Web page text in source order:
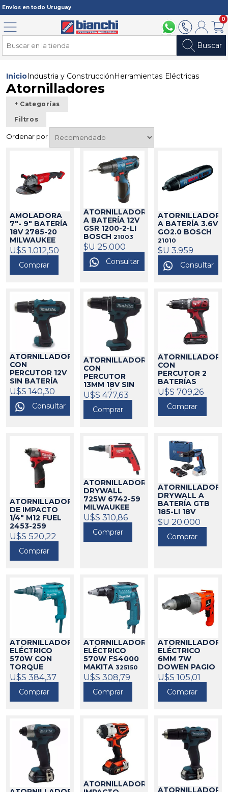
Envíos en todo Uruguay
094 211 1122902 2902Mi cuenta
0
Buscar
Menú
Inicio Industria y Construcción Herramientas Eléctricas
Atornilladores
+ Categorías
Filtros
Ordenar por
AMOLADORA
7"- 9" BATERÍA
18V 2785-20
MILWAUKEE
271019
U$S 1.012,50
Comprar
ATORNILLADOR
A BATERÍA 12V
GSR 1200-2-LI
BOSCH21003
$U 25.000
Consultar
ATORNILLADOR
A BATERÍA 3.6V
GO2.0 BOSCH
21010
$U 3.959
Consultar
ATORNILLADOR
CON
PERCUTOR 12V
SIN BATERÍA
HP331DZ
MAKITA325180
U$S 140,30
Consultar
ATORNILLADOR
CON
PERCUTOR
13MM 18V SIN
BATERÍA
DGP482Z
MAKITA325167
U$S 477,63
Comprar
ATORNILLADOR
CON
PERCUTOR 2
BATERÍAS
LITIO 18V 2607-
259C
MILWAUKEE
U$S 709,26
Comprar
ATORNILLADOR
DE IMPACTO
1/4" M12 FUEL
2453-259
MILWAUKEE
271107
U$S 520,22
Comprar
ATORNILLADOR
DRYWALL
725W 6742-59
MILWAUKEE
271027
U$S 310,86
Comprar
ATORNILLADOR
DRYWALL A
BATERÍA GTB
185-LI 18V
2.0AH BOSCH
21045
$U 20.000
Comprar
ATORNILLADOR
ELÉCTRICO
570W CON
TORQUE
FS2700
MAKITA325093
U$S 384,37
Comprar
ATORNILLADOR
ELÉCTRICO
570W FS4000
MAKITA325150
U$S 308,79
Comprar
ATORNILLADOR
ELÉCTRICO
6MM 7W
DOWEN PAGIO
424194
U$S 105,01
Comprar
ATORNILLADOR
ATORNILLADOR